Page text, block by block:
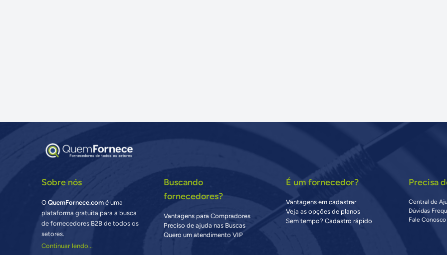
Sobre nós
OQuemFornece.com é uma
plataforma gratuita para a busca
de fornecedores B2B de todos os
setores.
Continuar lendo...
Buscando
fornecedores?
Vantagens para Compradores
Preciso de ajuda nas Buscas
Quero um atendimento VIP
É um fornecedor?
Vantagens em cadastrar
Veja as opções de planos
Sem tempo? Cadastro rápido
Precisa
Central de
Dúvidas
Fale Conosco